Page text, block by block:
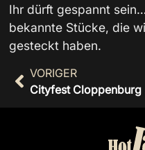
Ihr dürft gespannt
bekannte Stücke, die
gesteckt haben.
VORIGER